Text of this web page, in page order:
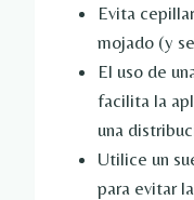
Evita
mojado (y
El uso de
facilita la
una
Utilice un
para evitar